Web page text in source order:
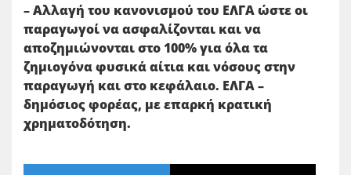
– Αλλαγή του κανονισμού του ΕΛΓΑ ώστε οι
παραγωγοί να ασφαλίζονται και να
αποζημιώνονται στο 100% για όλα τα
ζημιογόνα φυσικά αίτια και νόσους στην
παραγωγή και στο κεφάλαιο. ΕΛΓΑ –
δημόσιος φορέας, με επαρκή κρατική
χρηματοδότηση.